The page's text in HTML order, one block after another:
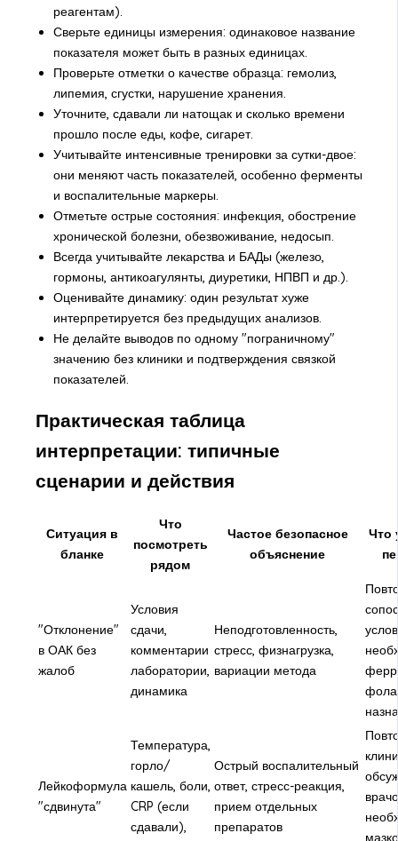
реагентам).
Сверьте единицы измерения: одинаковое название
показателя может быть в разных единицах.
Проверьте отметки о качестве образца: гемолиз,
липемия, сгустки, нарушение хранения.
Уточните, сдавали ли натощак и сколько времени
прошло после еды, кофе, сигарет.
Учитывайте интенсивные тренировки за сутки-двое:
они меняют часть показателей, особенно ферменты
и воспалительные маркеры.
Отметьте острые состояния: инфекция, обострение
хронической болезни, обезвоживание, недосып.
Всегда учитывайте лекарства и БАДы (железо,
гормоны, антикоагулянты, диуретики, НПВП и др.).
Оценивайте динамику: один результат хуже
интерпретируется без предыдущих анализов.
Не делайте выводов по одному "пограничному"
значению без клиники и подтверждения связкой
показателей.
Практическая таблица
интерпретации: типичные
сценарии и действия
Ситуация в
бланке
Что
посмотреть
рядом
Частое безопасное
объяснение
Что
"Отклонение"
в ОАК без
жалоб
Условия
сдачи,
комментарии
лаборатории,
динамика
Неподготовленность,
стресс, физнагрузка,
вариации метода
Лейкоформула
"сдвинута"
Температура,
горло/
кашель, боли,
CRP (если
сдавали),
Острый воспалительный
ответ, стресс-реакция,
прием отдельных
препаратов